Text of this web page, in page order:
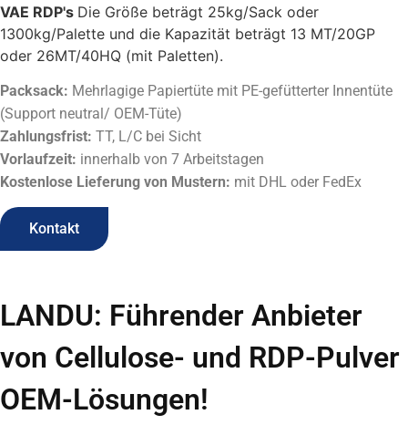
VAE RDP's Die Größe beträgt 25kg/Sack oder
1300kg/Palette und die Kapazität beträgt 13 MT/20GP
oder 26MT/40HQ (mit Paletten).
Packsack: Mehrlagige Papiertüte mit PE-gefütterter Innentüte
(Support neutral/ OEM-Tüte)
Zahlungsfrist: TT, L/C bei Sicht
Vorlaufzeit: innerhalb von 7 Arbeitstagen
Kostenlose Lieferung von Mustern: mit DHL oder FedEx
Kontakt
LANDU: Führender Anbieter
von Cellulose- und RDP-Pulver
OEM-Lösungen!